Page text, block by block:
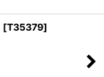
[T35379]